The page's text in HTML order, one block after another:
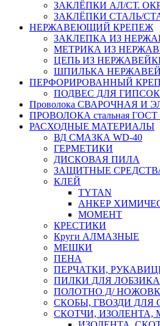
ЗАКЛЁПКИ АЛ/СТ.
ЗАКЛЁПКИ СТАЛЬ/
НЕРЖАВЕЮЩИЙ КРЕПЕЖ
ЗАКЛЕПКА ИЗ
МЕТРИКА ИЗ
ЦЕПЬ ИЗ
ШПИЛЬКА
ПЕРФОРИРОВАННЫЙ
ПОДВЕС ДЛЯ
Проволока СВАРОЧНАЯ И
ПРОВОЛОКА стальная ГОСТ
РАСХОДНЫЕ МАТЕРИАЛЫ
ВД СМАЗКА WD-40
ГЕРМЕТИКИ
ДИСКОВАЯ ПИЛА
ЗАЩИТНЫЕ
КЛЕЙ
TYTAN
АНКЕР
МОМЕНТ
КРЕСТИКИ
Круги АЛМАЗНЫЕ
МЕШКИ
ПЕНА
ПЕРЧАТКИ,
ПИЛКИ ДЛЯ ЛОБЗИКА
ПОЛОТНО Д/
СКОБЫ, ГВОЗДИ ДЛЯ
СКОТЧИ, ИЗОЛЕНТА,